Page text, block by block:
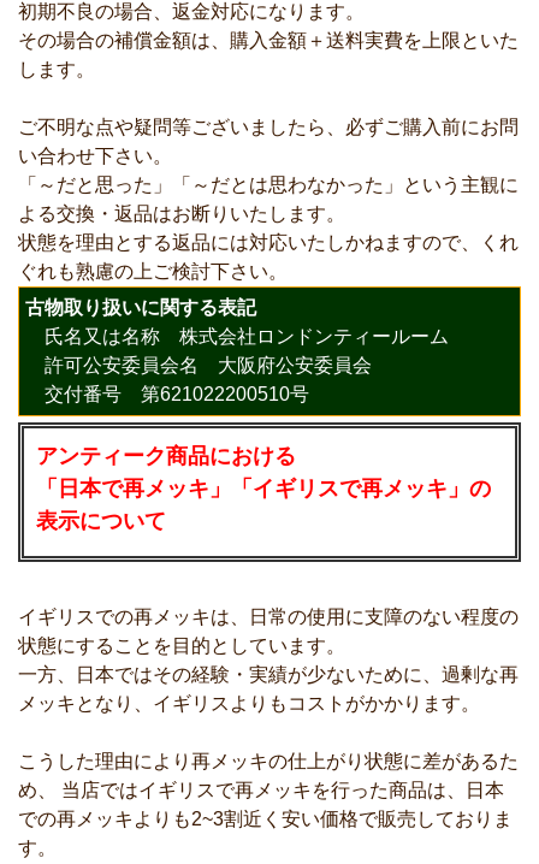
初期不良の場合、返金対応になります。
その場合の補償金額は、購入金額＋送料実費を上限といた
します。
ご不明な点や疑問等ございましたら、必ずご購入前にお問
い合わせ下さい。
「～だと思った」「～だとは思わなかった」という主観に
よる交換・返品はお断りいたします。
状態を理由とする返品には対応いたしかねますので、くれ
ぐれも熟慮の上ご検討下さい。
古物取り扱いに関する表記
氏名又は名称 株式会社ロンドンティールーム
許可公安委員会名 大阪府公安委員会
交付番号 第621022200510号
アンティーク商品における
「日本で再メッキ」「イギリスで再メッキ」の
表示について
イギリスでの再メッキは、日常の使用に支障のない程度の
状態にすることを目的としています。
一方、日本ではその経験・実績が少ないために、過剰な再
メッキとなり、イギリスよりもコストがかかります。
こうした理由により再メッキの仕上がり状態に差があるた
め、 当店ではイギリスで再メッキを行った商品は、日本
での再メッキよりも2~3割近く安い価格で販売しておりま
す。